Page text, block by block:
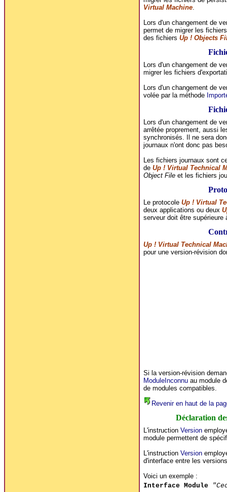
Virtual Machine.
Lors d'un changement de
permet de migrer les
des fichiers Up ! Objects
Lors d'un changement de
migrer les fichiers
Lors d'un changement de
volée par la méthode
Lors d'un changement de
arrêtée proprement, aussi
synchronisés. Il ne sera
journaux n'ont donc pas
Les fichiers journaux sont
de Up ! Virtual Technical
Object Fileet les fichiers
Le protocole Up ! Virtual
deux applications ou deux
serveur doit être
Up ! Virtual Technical
pour une version-révision
Si la version-révision
ModuleInconnuau module
de modules compatibles.
Revenir en haut de la
Déclaration
L'instruction Version
module permettent de
L'instruction Version
d'interface entre les
Voici un exemple :
Interface Module